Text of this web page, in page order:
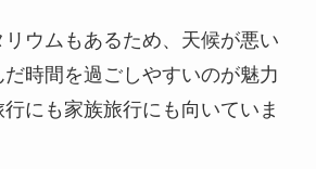
ウムもあるため、天候が悪い
時間を過ごしやすいのが魅力
にも家族旅行にも向いていま